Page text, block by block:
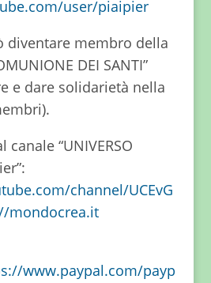
user/piaipier
diventare membro della
DEI SANTI”
e dare solidarietà nella
“UNIVERSO
channel/UCEvG
mondocrea.it
www.paypal.com/payp